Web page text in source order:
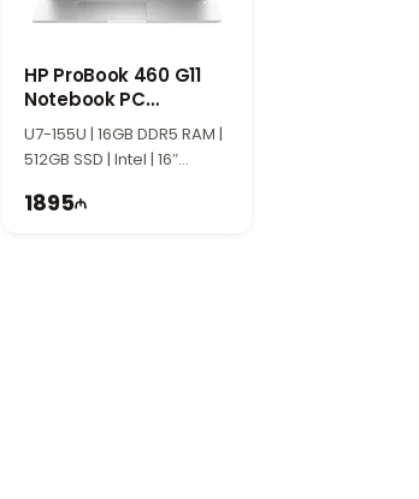
дюймовый экран и
и учёбы. Сочетание
работу и широкие
HP ProBook 460 G11
Notebook PC
A38FQET
U7-155U | 16GB DDR5 RAM |
512GB SSD | Intel | 16″
1895